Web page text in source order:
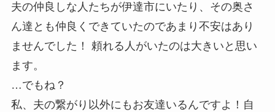
夫の仲良しな人たちが伊達市にいたり、その奥さ
ん達とも仲良くできていたのであまり不安はあり
ませんでした！ 頼れる人がいたのは大きいと思い
ます。
…でもね？
私、夫の繋がり以外にもお友達いるんですよ！自